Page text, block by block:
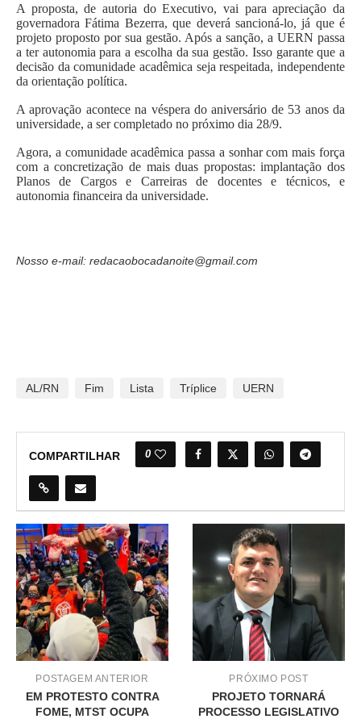
A proposta, de autoria do Executivo, vai para apreciação da
governadora Fátima Bezerra, que deverá sancioná-lo, já que é
projeto proposto por sua gestão. Após a sanção, a UERN passa
a ter autonomia para a escolha da sua gestão. Isso garante que a
decisão da comunidade acadêmica seja respeitada, independente
da orientação política.
A aprovação acontece na véspera do aniversário de 53 anos da
universidade, a ser completado no próximo dia 28/9.
Agora, a comunidade acadêmica passa a sonhar com mais força
com a concretização de mais duas propostas: implantação dos
Planos de Cargos e Carreiras de docentes e técnicos, e
autonomia financeira da universidade.
Nosso e-mail: redacaobocadanoite@gmail.com
AL/RN Fim Lista Tríplice UERN
COMPARTILHAR 0
POSTAGEM ANTERIOR
EM PROTESTO CONTRA
FOME, MTST OCUPA
PRÓXIMO POST
PROJETO TORNARÁ
PROCESSO LEGISLATIVO